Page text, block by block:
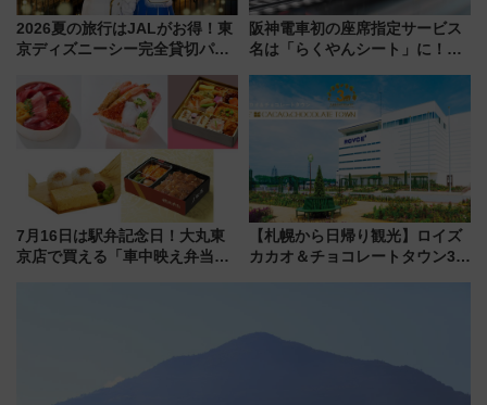
2026夏の旅行はJALがお得！東
京ディズニーシー完全貸切パー
ーン始まる 条件は「夏の国内
線に2回搭乗」
阪神電車初の座席指定サービス
名は「らくやんシート」に！新
を快適移動
7月16日は駅弁記念日！大丸東
京店で買える「車中映え弁当」
【札幌から日帰り観光】ロイズ
カカオ＆チョコレートタウン3周